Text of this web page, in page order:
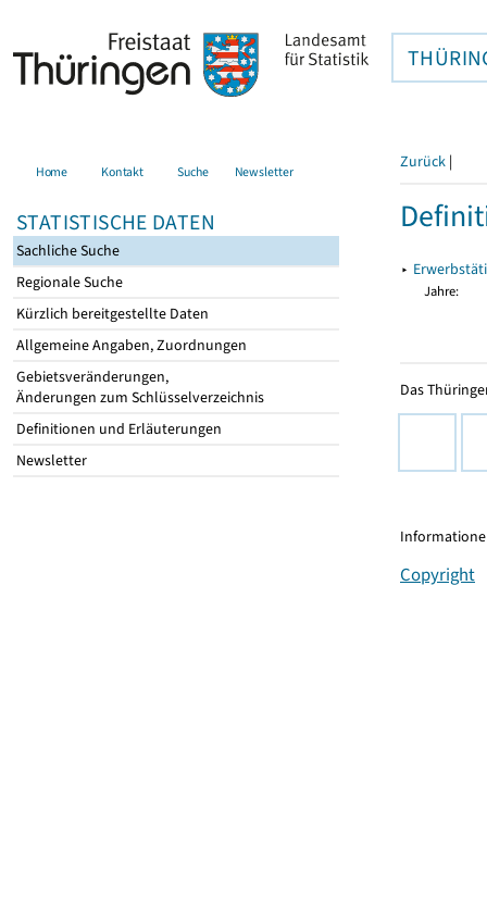
Home Kontakt Suche Newsletter
STATISTISCHE DATEN
Sachliche Suche
Regionale Suche
Kürzlich bereitgestellte Daten
Allgemeine Angaben, Zuordnungen
Gebietsveränderungen,
Änderungen zum Schlüsselverzeichnis
Definitionen und Erläuterungen
Newsletter
Zurück |
▸
Jahre:
Das
Copyright